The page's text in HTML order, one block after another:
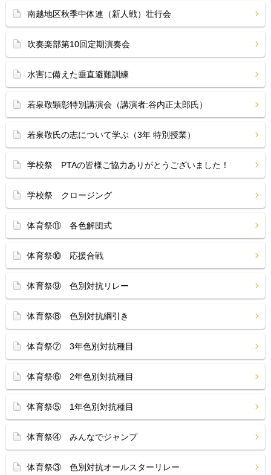
南越地区秋季中体連（新人戦）壮行会
吹奏楽部第10回定期演奏会
水害に備えた垂直避難訓練
若泉敬顕彰特別講演会（講演者:谷内正太郎氏）
若泉敬氏の志について学ぶ（3年 特別授業）
学校祭 PTAの皆様ご協力ありがとうございました！
学校祭 クロージング
体育祭⑪ 各色解団式
体育祭⑩ 応援合戦
体育祭⑨ 色別対抗リレー
体育祭⑧ 色別対抗綱引き
体育祭⑦ 3年色別対抗種目
体育祭⑥ 2年色別対抗種目
体育祭⑤ 1年色別対抗種目
体育祭④ みんなでジャンプ
体育祭③ 色別対抗オールスターリレー